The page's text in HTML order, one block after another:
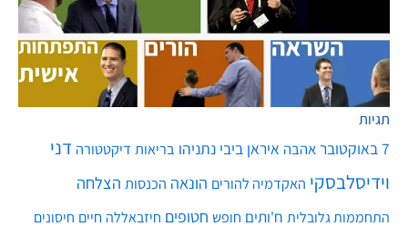
תגיות
7 באוקטובר אהבה איראן ביבי נתניהו בריאות דיקטטורה דני
וידיסלבסקי האקדמיה להורים הונאה הכנסות הצלחה
התחממות גלובלית ח'ותים חופש חטופים חיזבאללה חיים חיסונים